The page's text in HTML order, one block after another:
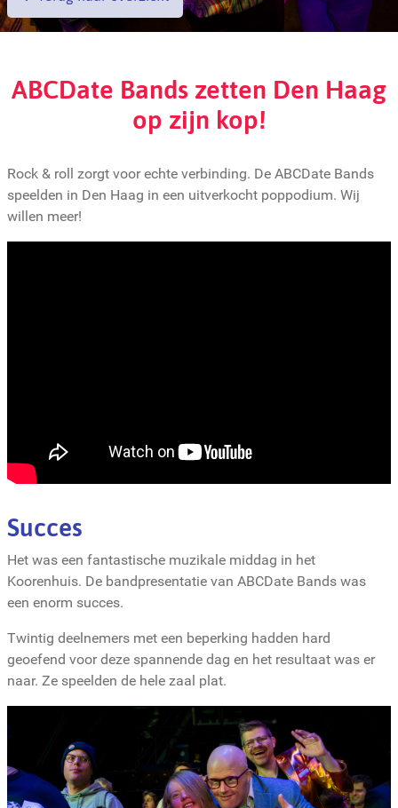
ABCDate Bands zetten Den Haag
op zijn kop!
Rock & roll zorgt voor echte verbinding. De ABCDate Bands
speelden in Den Haag in een uitverkocht poppodium. Wij
willen meer!
Succes
Het was een fantastische muzikale middag in het
Koorenhuis. De bandpresentatie van ABCDate Bands was
een enorm succes.
Twintig deelnemers met een beperking hadden hard
geoefend voor deze spannende dag en het resultaat was er
naar. Ze speelden de hele zaal plat.